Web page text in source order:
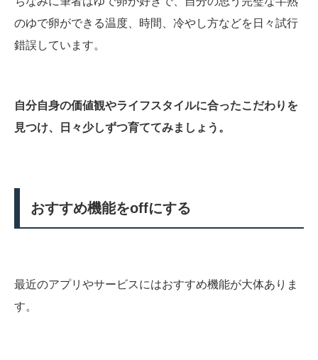
のゆで卵ができる温度、時間、冷やし方などを日々試行
錯誤しています。
自分自身の価値観やライフスタイルに合ったこだわりを
見つけ、日々少しずつ育ててみましょう。
おすすめ機能をoffにする
最近のアプリやサービスにはおすすめ機能が大体ありま
す。